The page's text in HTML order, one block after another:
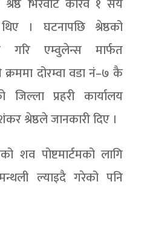
भिरवाट करिव १ सय
। घटनापछि श्रेष्ठको
गरि एम्वुलेन्स मार्फत
दोरम्वा वडा नं–७ कै
जिल्ला प्रहरी कार्यालय
श्रेष्ठले जानकारी दिए ।
शव पोष्टमार्टमको लागि
ल्याइदै गरेको पनि